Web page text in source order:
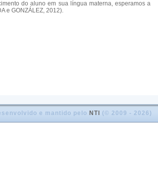
do aluno em sua língua materna, esperamos a
e GONZÁLEZ, 2012).
e mantido pelo NTI (© 2009 - 2026)